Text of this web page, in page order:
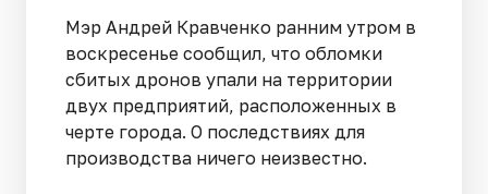
Мэр Андрей Кравченко ранним утром в
воскресенье сообщил, что обломки
сбитых дронов упали на территории
двух предприятий, расположенных в
черте города. О последствиях для
производства ничего неизвестно.